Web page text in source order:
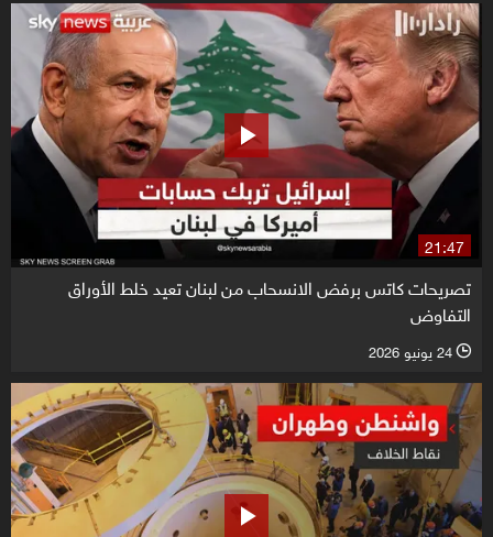
21:47
تصريحات كاتس برفض الانسحاب من لبنان تعيد خلط الأوراق
التفاوض
l 24 يونيو 2026